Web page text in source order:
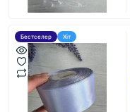
Бестселер Хіт